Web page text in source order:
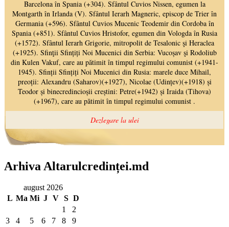
Arhiva Altarulcredinței.md
august 2026
L Ma Mi J V S D
1
2
3
4 5 6 7 8
9